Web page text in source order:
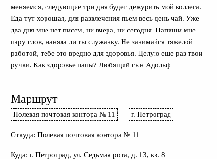
меняемся, следующие три дня будет дежурить мой коллега.
Еда тут хорошая, для развлечения пьем весь день чай. Уже
два дня мне нет писем, ни вчера, ни сегодня. Напиши мне
пару слов, наняла ли ты служанку. Не занимайся тяжелой
работой, тебе это вредно для здоровья. Целую еще раз твои
ручки. Как здоровье папы? Любящий сын Адольф
Маршрут
Полевая почтовая контора № 11 — г. Петроград
Откуда: Полевая почтовая контора № 11
Куда: г. Петроград, ул. Седьмая рота, д. 13, кв. 8